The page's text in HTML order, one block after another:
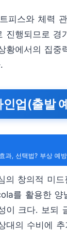
피스와 체력
진행되므로 경
황에서의 집중
인업(출발
과, 선택법? 부상 예
의 창의적 미드
를 활용한 양
이 크다. 보되
대의 수비에